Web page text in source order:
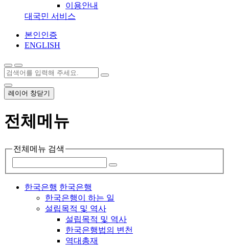
이용안내
대국민 서비스
본인인증
ENGLISH
레이어 창닫기
전체메뉴
전체메뉴 검색
한국은행 한국은행
한국은행이 하는 일
설립목적 및 역사
설립목적 및 역사
한국은행법의 변천
역대총재